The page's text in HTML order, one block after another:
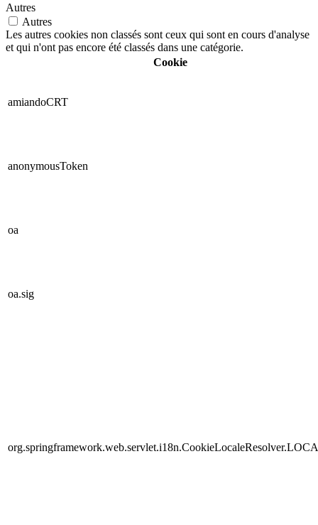
Autres
Autres
Les autres cookies non classés sont ceux qui sont en cours d'analyse
et qui n'ont pas encore été classés dans une catégorie.
Cookie
amiandoCRT
anonymousToken
oa
oa.sig